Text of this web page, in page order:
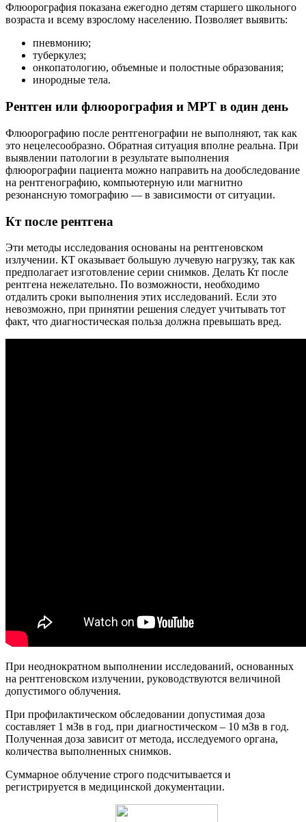
Флюорография показана ежегодно детям старшего школьного
возраста и всему взрослому населению. Позволяет выявить:
пневмонию;
туберкулез;
онкопатологию, объемные и полостные образования;
инородные тела.
Рентген или флюорография и МРТ в один день
Флюорографию после рентгенографии не выполняют, так как
это нецелесообразно. Обратная ситуация вполне реальна. При
выявлении патологии в результате выполнения
флюорографии пациента можно направить на дообследование
на рентгенографию, компьютерную или магнитно
резонансную томографию — в зависимости от ситуации.
Кт после рентгена
Эти методы исследования основаны на рентгеновском
излучении. КТ оказывает большую лучевую нагрузку, так как
предполагает изготовление серии снимков. Делать Кт после
рентгена нежелательно. По возможности, необходимо
отдалить сроки выполнения этих исследований. Если это
невозможно, при принятии решения следует учитывать тот
факт, что диагностическая польза должна превышать вред.
При неоднократном выполнении исследований, основанных
на рентгеновском излучении, руководствуются величиной
допустимого облучения.
При профилактическом обследовании допустимая доза
составляет 1 мЗв в год, при диагностическом – 10 мЗв в год.
Полученная доза зависит от метода, исследуемого органа,
количества выполненных снимков.
Суммарное облучение строго подсчитывается и
регистрируется в медицинской документации.